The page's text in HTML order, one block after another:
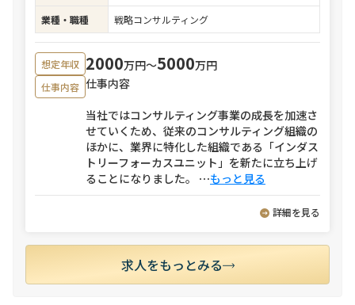
業種・職種
戦略コンサルティング
想定年収 2000万円〜5000万円
仕事内容 仕事内容
当社ではコンサルティング事業の成長を加速さ
せていくため、従来のコンサルティング組織の
ほかに、業界に特化した組織である「インダス
トリーフォーカスユニット」を新たに立ち上げ
ることになりました。 ⋯もっと見る
詳細を見る
求人をもっとみる